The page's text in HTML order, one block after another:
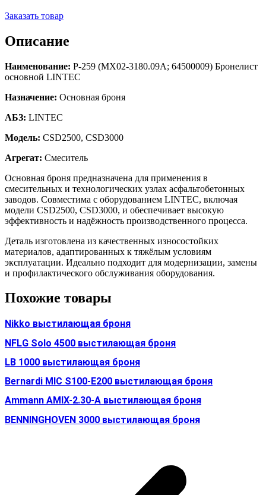
Заказать товар
Описание
Наименование: Р-259 (MX02-3180.09A; 64500009) Бронелист
основной LINTEC
Назначение: Основная броня
АБЗ: LINTEC
Модель: CSD2500, CSD3000
Агрегат: Смеситель
Основная броня предназначена для применения в
смесительных и технологических узлах асфальтобетонных
заводов. Совместима с оборудованием LINTEC, включая
модели CSD2500, CSD3000, и обеспечивает высокую
эффективность и надёжность производственного процесса.
Деталь изготовлена из качественных износостойких
материалов, адаптированных к тяжёлым условиям
эксплуатации. Идеально подходит для модернизации, замены
и профилактического обслуживания оборудования.
Похожие товары
Nikko выстилающая броня
NFLG Solo 4500 выстилающая броня
LB 1000 выстилающая броня
Bernardi MIC S100-E200 выстилающая броня
Ammann AMIX-2.30-A выстилающая броня
BENNINGHOVEN 3000 выстилающая броня